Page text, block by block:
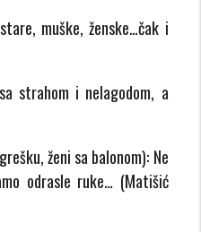
muške, ženske…čak i
strahom i nelagodom, a
ženi sa balonom): Ne
odrasle ruke… (Matišić